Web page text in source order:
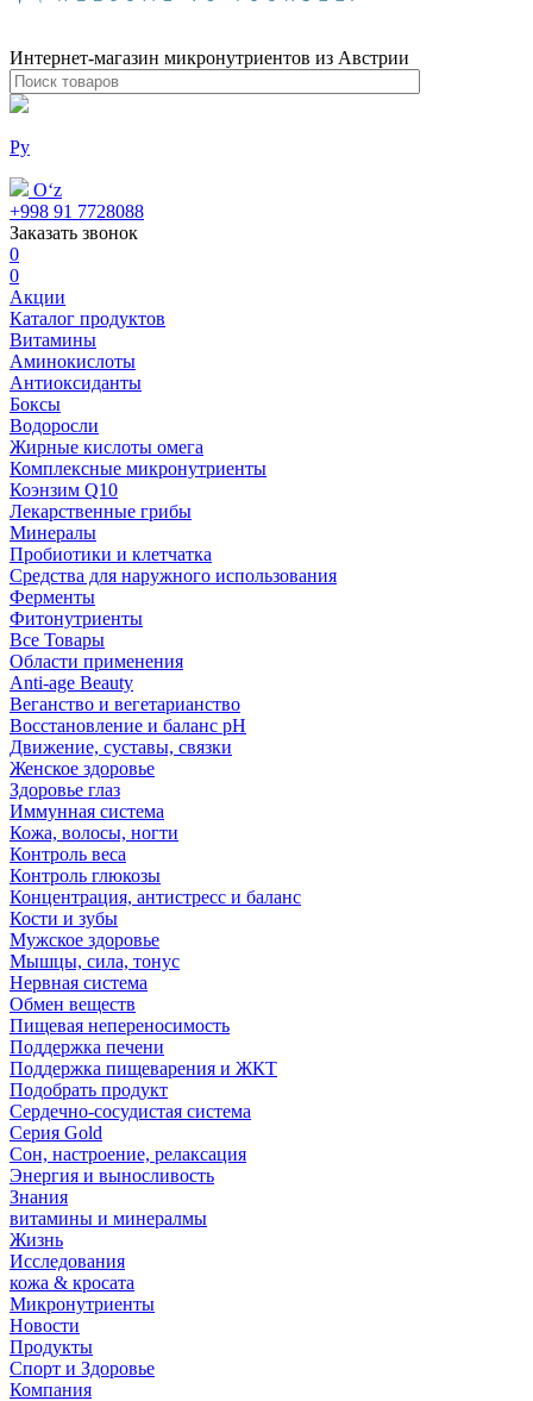
Интернет-магазин микронутриентов из Австрии
Ру
Oʻz
+998 91 7728088
Заказать звонок
0
0
Акции
Каталог продуктов
Витамины
Аминокислоты
Антиоксиданты
Боксы
Водоросли
Жирные кислоты омега
Комплексные микронутриенты
Коэнзим Q10
Лекарственные грибы
Минералы
Пробиотики и клетчатка
Средства для наружного использования
Ферменты
Фитонутриенты
Все Товары
Области применения
Anti-age Beauty
Веганство и вегетарианство
Восстановление и баланс pH
Движение, суставы, связки
Женское здоровье
Здоровье глаз
Иммунная система
Кожа, волосы, ногти
Контроль веса
Контроль глюкозы
Концентрация, антистресс и баланс
Кости и зубы
Мужское здоровье
Мышцы, сила, тонус
Нервная система
Обмен веществ
Пищевая непереносимость
Поддержка печени
Поддержка пищеварения и ЖКТ
Подобрать продукт
Сердечно-сосудистая система
Серия Gold
Сон, настроение, релаксация
Энергия и выносливость
Знания
витамины и минералмы
Жизнь
Исследования
кожа & кросата
Микронутриенты
Новости
Продукты
Спорт и Здоровье
Компания